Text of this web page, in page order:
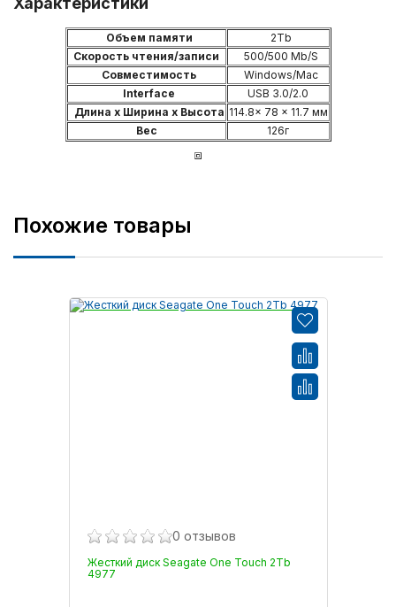
Объем памяти
2Tb
Скорость чтения/записи
500/500 Mb/S
Совместимость
Windows/Mac
Interface
USB 3.0/2.0
Длина x Ширина x Высота 114.8x 78 x 11.7 мм
Вес
126г
Похожие товары
0 отзывов
Жесткий диск Seagate One Touch 2Tb
4977